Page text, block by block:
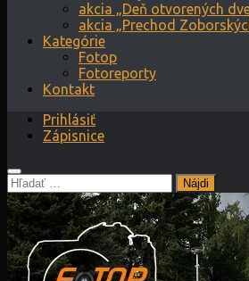
akcia „Deň otvorených
akcia „Prechod
Kategórie
Fotop
Fotoreporty
Kontakt
Prihlásiť
Zápisnice
Hľadať: